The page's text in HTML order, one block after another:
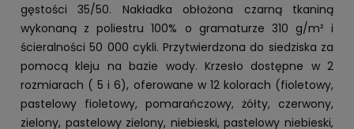
gęstości 35/50. Nakładka obłożona czarną tkaniną
wykonaną z poliestru 100% o gramaturze 310 g/m² i
ścieralności 50 000 cykli. Przytwierdzona do siedziska za
pomocą kleju na bazie wody. Krzesło dostępne w 2
rozmiarach ( 5 i 6), oferowane w 12 kolorach (fioletowy,
pastelowy fioletowy, pomarańczowy, żółty, czerwony,
zielony, pastelowy zielony, niebieski, pastelowy niebieski,